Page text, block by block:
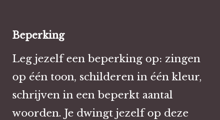
Beperking
Leg jezelf een beperking op: zingen
op één toon, schilderen in één kleur,
schrijven in een beperkt aantal
woorden. Je dwingt jezelf op deze